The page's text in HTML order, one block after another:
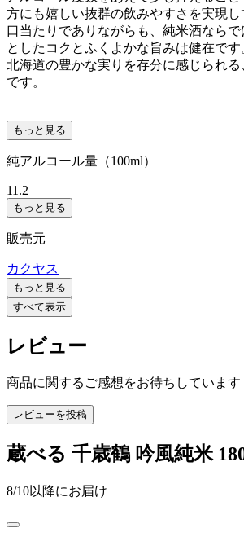
方にも嬉しい抜群の飲みやすさを実現
口当たりでありながらも、純米酒ならで
としたコクとふくよかな旨みは健在です
北海道の豊かな実りを存分に感じられ
です。
もっと見る
純アルコール量（100ml）
11.2
もっと見る
販売元
カクヤス
もっと見る
すべて表示
レビュー
商品に関するご感想をお待ちしています
レビューを投稿
蔵べる 千歳鶴 吟風純米
8/10以降にお届け